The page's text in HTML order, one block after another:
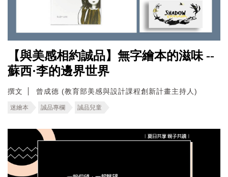
【與美感相約誠品】無字繪本的滋味 --
蘇西·李的邊界世界
撰文 曾成德 (教育部美感與設計課程創新計畫主持人)
迷繪本 誠品專欄 誠品兒童